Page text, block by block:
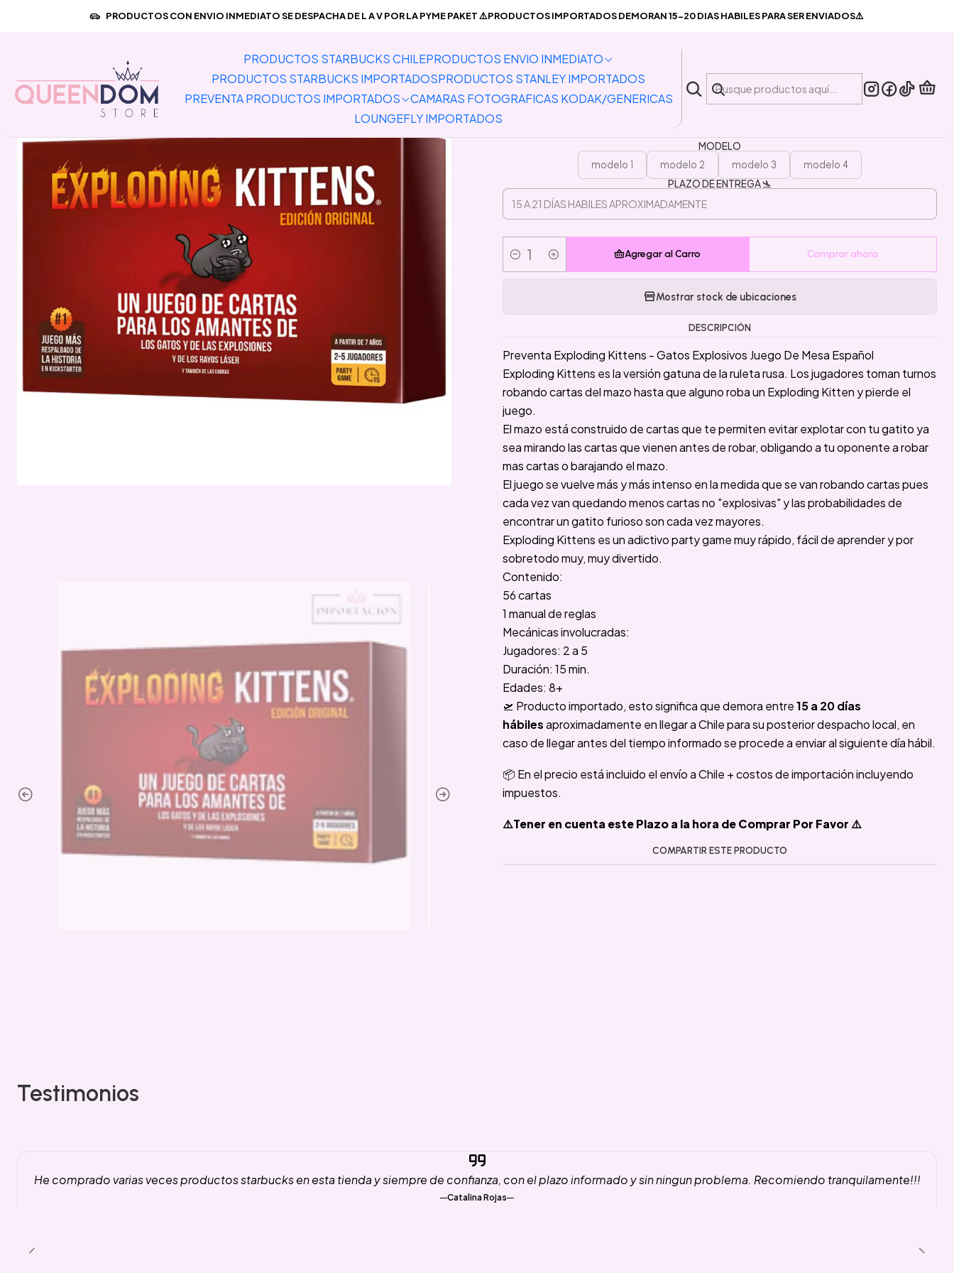
PRODUCTOS STARBUCKS CHILEPRODUCTOS ENVIO INMEDIATO
PRODUCTOS STARBUCKS IMPORTADOSPRODUCTOS STANLEY IMPORTADOS
PREVENTA PRODUCTOS IMPORTADOS
CAMARAS FOTOGRAFICAS KODAK/GENERICAS
LOUNGEFLY IMPORTADOS
PRODUCTOS CON ENVIO INMEDIATO SE DESPACHA DE L A V POR LA PYME PAKET ⚠️PRODUCTOS IMPORTADOS DEMORAN 15-20 DIAS HABILES PARA SER ENVIADOS⚠️
Inicio PREVENTA PRODUCTOS IMPORTADOS Juegos de Mesa/Juguetes Preventa Exploding Kittens - Gatos Explosivos Juego De Mesa Español
Preventa Exploding Kittens - Gatos
Explosivos Juego De Mesa Español
MODELO
modelo 1 modelo 2 modelo 3 modelo 4
PLAZO DE ENTREGA 🛬
Cantidad
Agregar al Carro Comprar ahora
Mostrar stock de ubicaciones
DESCRIPCIÓN
Preventa Exploding Kittens - Gatos Explosivos Juego De Mesa Español
Exploding Kittens es la versión gatuna de la ruleta rusa. Los jugadores toman turnos
robando cartas del mazo hasta que alguno roba un Exploding Kitten y pierde el
juego.
El mazo está construido de cartas que te permiten evitar explotar con tu gatito ya
sea mirando las cartas que vienen antes de robar, obligando a tu oponente a robar
mas cartas o barajando el mazo.
El juego se vuelve más y más intenso en la medida que se van robando cartas pues
cada vez van quedando menos cartas no "explosivas" y las probabilidades de
encontrar un gatito furioso son cada vez mayores.
Exploding Kittens es un adictivo party game muy rápido, fácil de aprender y por
sobretodo muy, muy divertido.
Contenido:
56 cartas
1 manual de reglas
Mecánicas involucradas:
Jugadores: 2 a 5
Duración: 15 min.
Edades: 8+
🛫 Producto importado, esto significa que demora entre15 a 20 días
hábilesaproximadamente en llegar a Chile para su posterior despacho local, en
caso de llegar antes del tiempo informado se procede a enviar al siguiente día hábil.
📦 En el precio está incluido el envío a Chile + costos de importación incluyendo
impuestos.
⚠️Tener en cuenta este Plazo a la hora de Comprar Por Favor ⚠️
COMPARTIR ESTE PRODUCTO
Testimonios
He comprado varias veces productos starbucks en esta tienda y siempre de confianza, con el plazo informado y sin ningun problema. Recomiendo tranquilamente!!!
Catalina Rojas